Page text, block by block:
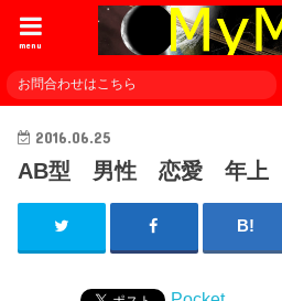
menu
お問合わせはこちら
2016.06.25
AB型 男性 恋愛 年上